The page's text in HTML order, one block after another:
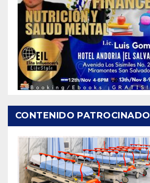
CONTENIDO PATROCINADO